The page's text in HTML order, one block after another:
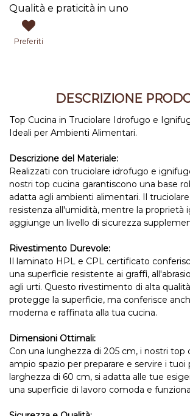
Qualità e praticità in uno
Preferiti
DESCRIZIONE
Top Cucina in Truciolare Idrofugo e
Ideali per Ambienti Alimentari.
Descrizione del Materiale:
Realizzati con truciolare idrofugo e
nostri top cucina garantiscono una base
adatta agli ambienti alimentari. Il
resistenza all'umidità, mentre la proprietà
aggiunge un livello di sicurezza
Rivestimento Durevole:
Il laminato HPL e CPL certificato
una superficie resistente ai graffi,
agli urti. Questo rivestimento di alta
protegge la superficie, ma conferisce
moderna e raffinata alla tua cucina.
Dimensioni Ottimali:
Con una lunghezza di 205 cm, i nostri top
ampio spazio per preparare e servire i tuoi
larghezza di 60 cm, si adatta alle tue
una superficie di lavoro comoda e